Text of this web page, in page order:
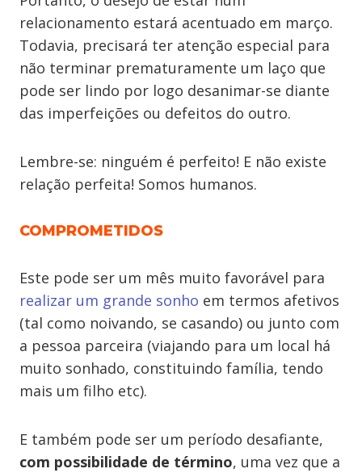
relacionamento estará acentuado em março.
Todavia, precisará ter atenção especial para
não terminar prematuramente um laço que
pode ser lindo por logo desanimar-se diante
das imperfeições ou defeitos do outro.
Lembre-se: ninguém é perfeito! E não existe
relação perfeita! Somos humanos.
COMPROMETIDOS
Este pode ser um mês muito favorável para
realizar um grande sonho em termos afetivos
(tal como noivando, se casando) ou junto com
a pessoa parceira (viajando para um local há
muito sonhado, constituindo família, tendo
mais um filho etc).
E também pode ser um período desafiante,
com possibilidade de término, uma vez que a